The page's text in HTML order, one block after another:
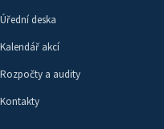
Úřední deska
Kalendář akcí
Rozpočty a audity
Kontakty